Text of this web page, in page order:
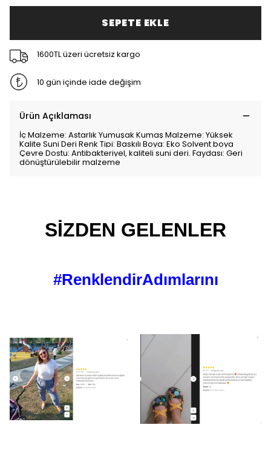
SEPETE EKLE
1600TL üzeri ücretsiz kargo
10 gün içinde iade değişim
Ürün Açıklaması
İç Malzeme: Astarlık Yumuşak Kumaş Malzeme: Yüksek
Kalite Suni Deri Renk Tipi: Baskılı Boya: Eko Solvent boya
Çevre Dostu: Antibakteriyel, kaliteli suni deri. Faydası: Geri
dönüştürülebilir malzeme
SİZDEN GELENLER
#RenklendirAdımlarını